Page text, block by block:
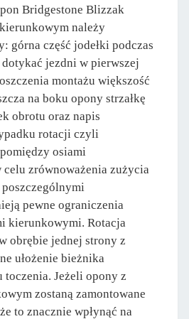
Bridgestone Blizzak
należy
górna część jodełki podczas
jezdni w pierwszej
montażu większość
na boku opony strzałkę
obrotu oraz napis
rotacji czyli
osiami
celu zrównoważenia zużycia
pewne ograniczenia
kierunkowymi. Rotacja
obrębie jednej strony z
ułożenie bieżnika
Jeżeli opony z
zostaną zamontowane
to znacznie wpłynąć na